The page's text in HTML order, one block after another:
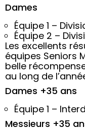
Dames
Équipe 1 –
Équipe 2 –
Les excellents
équipes Seniors
belle
au long de
Dames +35 ans
Équipe 1 –
Messieurs +35